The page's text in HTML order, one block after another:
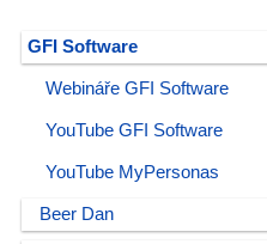
GFI Software
Webináře GFI Software
YouTube GFI Software
YouTube MyPersonas
Beer Dan